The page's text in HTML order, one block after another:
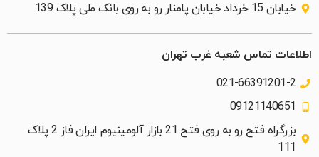
خیابان 15 خرداد خیابان پامنار رو به روی بانک ملی پلاک 139​
اطلاعات تماس شعبه غرب تهران
021-66391201-2
09121140651
بزرگراه فتح رو به روی فتح 21 بازار آلومینیوم ایران فاز 2 پلاک
111